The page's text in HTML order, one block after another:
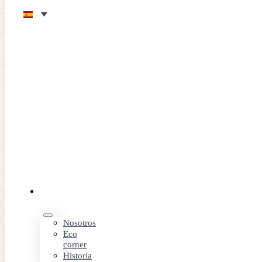
Saltar al contenido principal
Nosotros
Eco
corner
Historia